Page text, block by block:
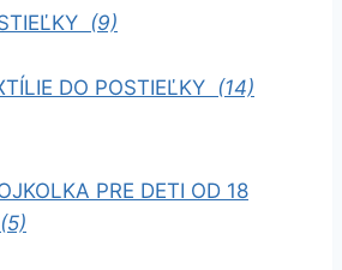
(9)
DO POSTIEĽKY (14)
PRE DETI OD 18
(5)